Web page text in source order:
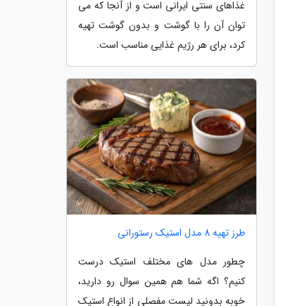
غذاهای سنتی ایرانی است و از آنجا که می
توان آن را با گوشت و بدون گوشت تهیه
کرد، برای هر رژیم غذایی مناسب است.
طرز تهیه 8 مدل استیک رستورانی
چطور مدل های مختلف استیک درست
کنیم؟ اگه شما هم همین سوال رو دارید،
خوبه بدونید لیست مفصلی از انواع استیک